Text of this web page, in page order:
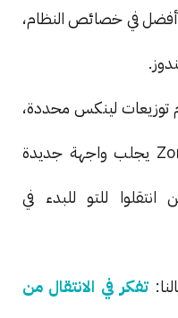
أفضل في خصائص النظام،
توزيعات لينكس محددة،
فالتحديث الأخير لتوزيعة Zorin OS يجلب واجهة جديدة
للتو للبدء في
تفكر في الانتقال من